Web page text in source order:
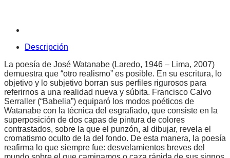
Descripción
La poesía de José Watanabe (Laredo, 1946 – Lima, 2007)
demuestra que “otro realismo” es posible. En su escritura, lo
objetivo y lo subjetivo borran sus perfiles rigurosos para
referirnos a una realidad nueva y súbita. Francisco Calvo
Serraller (“Babelia”) equiparó los modos poéticos de
Watanabe con la técnica del esgrafiado, que consiste en la
superposición de dos capas de pintura de colores
contrastados, sobre la que el punzón, al dibujar, revela el
cromatismo oculto de la del fondo. De esta manera, la poesía
reafirma lo que siempre fue: desvelamientos breves del